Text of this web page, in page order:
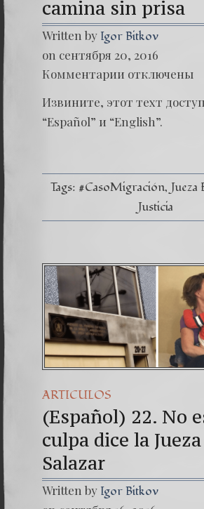
camina sin prisa
Written by Igor Bitkov
on сентября 20, 2016
Комментарии отключены
Извините, этот техт
“Español” и “English”.
Tags: #CasoMigración
Justicia
ARTICULOS
(Español) 22. No
culpa dice la
Salazar
Written by Igor Bitkov